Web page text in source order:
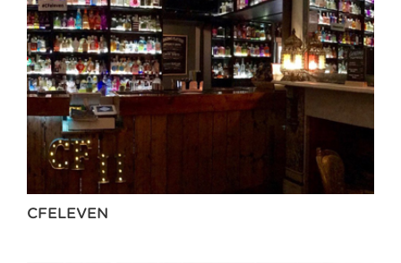
CFELEVEN